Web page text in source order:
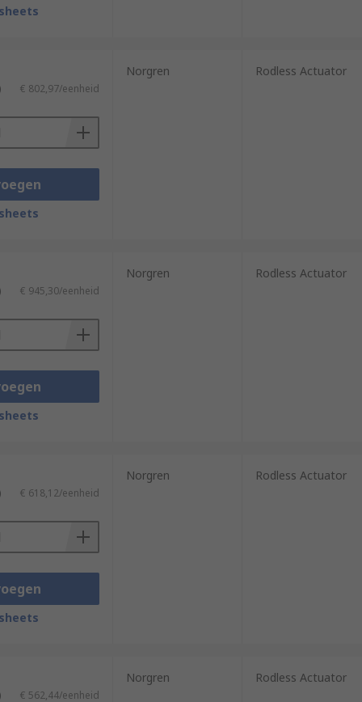
€ 802,97/eenheid
Norgren Rodless Actuator
€ 945,30/eenheid
Norgren Rodless Actuator
€ 618,12/eenheid
Norgren Rodless Actuator
€ 562,44/eenheid
Norgren Rodless Actuator